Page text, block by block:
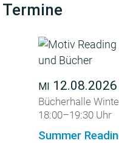
Termine
MI 12.08.2026
Bücherhalle
18:00–19:30 Uhr
Summer